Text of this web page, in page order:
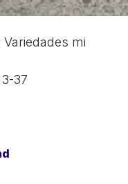
Variedades mi
37